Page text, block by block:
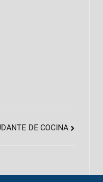
DE COCINA